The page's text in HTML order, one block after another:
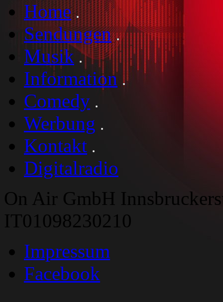
Home
Sendungen
Musik
Information
Comedy
Werbung
Kontakt
Digitalradio
On Air GmbH
IT01098230210
Impressum
Facebook